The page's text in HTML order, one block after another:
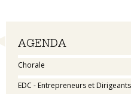
Navigation
AGENDA
Chorale
EDC - Entrepreneurs et